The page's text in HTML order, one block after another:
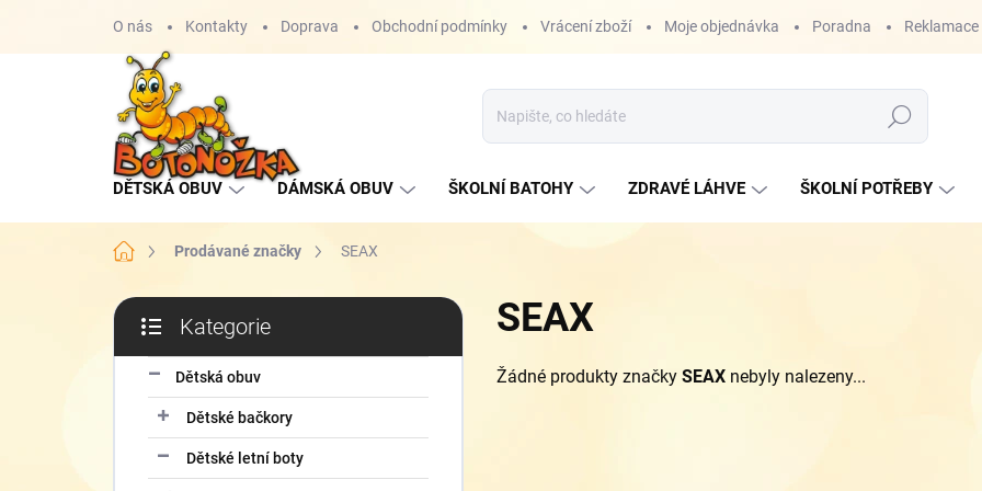
O nás Kontakty Doprava Obchodní podmínky Vrácení zboží Moje objednávka Poradna Reklamace
Hledat
DĚTSKÁ OBUV DÁMSKÁ OBUV ŠKOLNÍ BATOHY ZDRAVÉ LÁHVE ŠKOLNÍ POTŘEBY
Domů Prodávané značky SEAX
P
s
kategorie
Kategorie
Dětská obuv
Dětské bačkory
Dětské letní boty
SEAX
Žádné produkty značky SEAX nebyly nalezeny...